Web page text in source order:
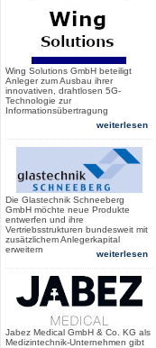
Wing Solutions GmbH beteiligt
Anleger zum Ausbau ihrer
innovativen, drahtlosen 5G-
Technologie zur
Informationsübertragung
weiterlesen
Die Glastechnik Schneeberg
GmbH möchte neue Produkte
entwerfen und ihre
Vertriebsstrukturen bundesweit mit
zusätzlichem Anlegerkapital
erweitern
weiterlesen
Jabez Medical GmbH & Co. KG als
Medizintechnik-Unternehmen gibt